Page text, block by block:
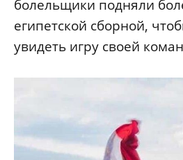
болельщики подняли
египетской сборной,
увидеть игру своей